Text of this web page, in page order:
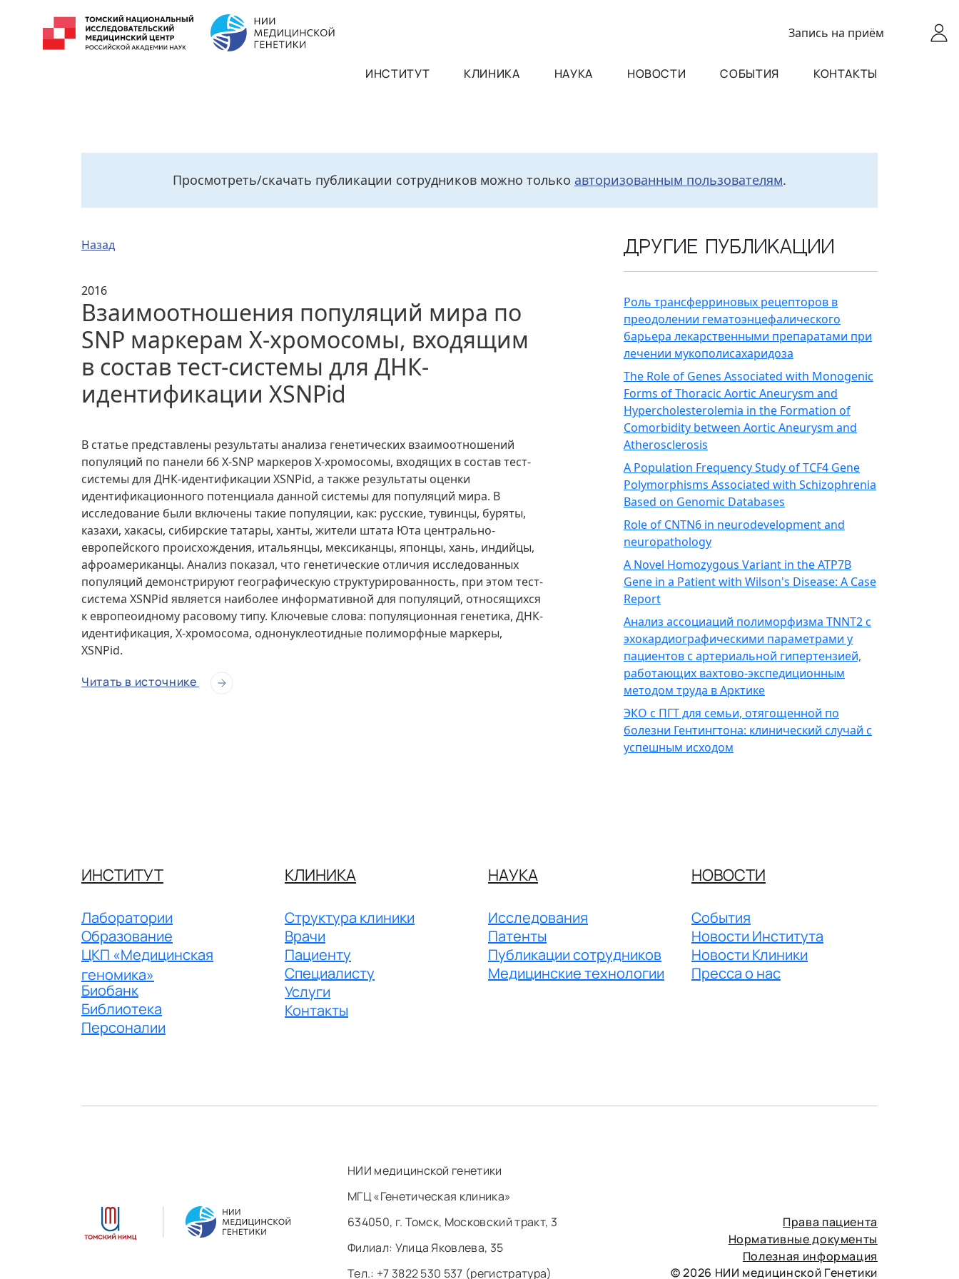
Запись на приём
ИНСТИТУТ КЛИНИКА НАУКА НОВОСТИ СОБЫТИЯ КОНТАКТЫ
Просмотреть/скачать публикации сотрудников можно только авторизованным пользователям.
Назад
2016
Взаимоотношения популяций мира по
SNP маркерам Х-хромосомы, входящим
в состав тест-системы для ДНК-
идентификации XSNPid
В статье представлены результаты анализа генетических взаимоотношений
популяций по панели 66 X-SNP маркеров Х-хромосомы, входящих в состав тест-
системы для ДНК-идентификации XSNPid, а также результаты оценки
идентификационного потенциала данной системы для популяций мира. В
исследование были включены такие популяции, как: русские, тувинцы, буряты,
казахи, хакасы, сибирские татары, ханты, жители штата Юта центрально-
европейского происхождения, итальянцы, мексиканцы, японцы, хань, индийцы,
афроамериканцы. Анализ показал, что генетические отличия исследованных
популяций демонстрируют географическую структурированность, при этом тест-
система XSNPid является наиболее информативной для популяций, относящихся
к европеоидному расовому типу. Ключевые слова: популяционная генетика, ДНК-
идентификация, Х-хромосома, однонуклеотидные полиморфные маркеры,
XSNPid.
Читать в источнике
Другие публикации
Роль трансферриновых рецепторов в
преодолении гематоэнцефалического
барьера лекарственными препаратами при
лечении мукополисахаридоза
The Role of Genes Associated with Monogenic
Forms of Thoracic Aortic Aneurysm and
Hypercholesterolemia in the Formation of
Comorbidity between Aortic Aneurysm and
Atherosclerosis
A Population Frequency Study of TCF4 Gene
Polymorphisms Associated with Schizophrenia
Based on Genomic Databases
Role of CNTN6 in neurodevelopment and
neuropathology
A Novel Homozygous Variant in the ATP7B
Gene in a Patient with Wilson's Disease: A Case
Report
Анализ ассоциаций полиморфизма TNNT2 с
эхокардиографическими параметрами у
пациентов с артериальной гипертензией,
работающих вахтово-экспедиционным
методом труда в Арктике
ЭКО с ПГТ для семьи, отягощенной по
болезни Гентингтона: клинический случай с
успешным исходом
ИНСТИТУТ
Лаборатории
Образование
ЦКП «Медицинская
геномика»
Биобанк
Библиотека
Персоналии
КЛИНИКА
Структура клиники
Врачи
Пациенту
Специалисту
Услуги
Контакты
НАУКА
Исследования
Патенты
Публикации сотрудников
Медицинские технологии
НОВОСТИ
События
Новости Института
Новости Клиники
Пресса о нас
НИИ медицинской генетики
МГЦ «Генетическая клиника»
634050, г. Томск, Московский тракт, 3
Филиал: ​Улица Яковлева, 35
Тел.: +7 3822 530 537 (регистратура)
Права пациента
Нормативные документы
Полезная информация
© 2026 НИИ медицинской Генетики